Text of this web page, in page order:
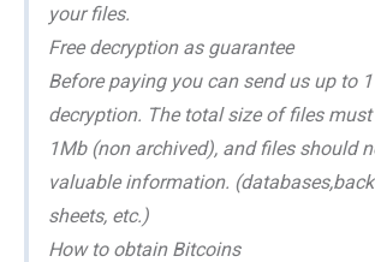
your files.
Free decryption as guarantee
Before paying you can send us up to
decryption. The total size of files
1Mb (non archived), and files should
valuable information.
sheets, etc.)
How to obtain Bitcoins